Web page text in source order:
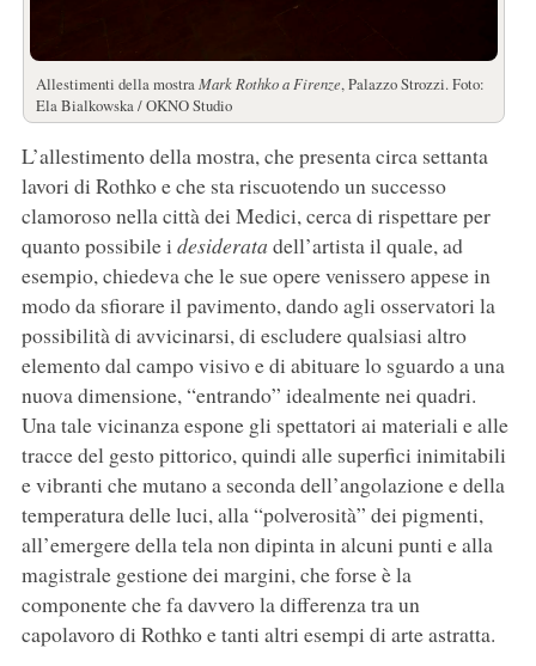
Allestimenti della mostraMark Rothko a Firenze, Palazzo Strozzi. Foto:
Ela Bialkowska / OKNO Studio
L’allestimento della mostra, che presenta circa settanta
lavori di Rothko e che sta riscuotendo un successo
clamoroso nella città dei Medici, cerca di rispettare per
quanto possibile i desiderata dell’artista il quale, ad
esempio, chiedeva che le sue opere venissero appese in
modo da sfiorare il pavimento, dando agli osservatori la
possibilità di avvicinarsi, di escludere qualsiasi altro
elemento dal campo visivo e di abituare lo sguardo a una
nuova dimensione, “entrando” idealmente nei quadri.
Una tale vicinanza espone gli spettatori ai materiali e alle
tracce del gesto pittorico, quindi alle superfici inimitabili
e vibranti che mutano a seconda dell’angolazione e della
temperatura delle luci, alla “polverosità” dei pigmenti,
all’emergere della tela non dipinta in alcuni punti e alla
magistrale gestione dei margini, che forse è la
componente che fa davvero la differenza tra un
capolavoro di Rothko e tanti altri esempi di arte astratta.